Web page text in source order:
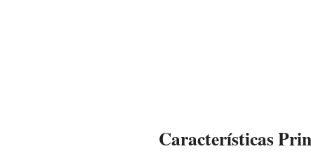
Características